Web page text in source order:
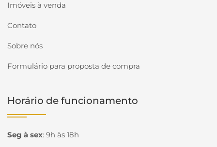
Imóveis à venda
Contato
Sobre nós
Formulário para proposta de compra
Horário de funcionamento
Seg à sex: 9h às 18h